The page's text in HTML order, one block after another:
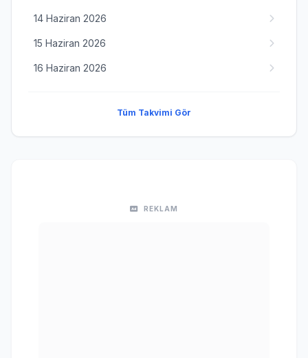
14 Haziran 2026
15 Haziran 2026
16 Haziran 2026
Tüm Takvimi Gör
REKLAM